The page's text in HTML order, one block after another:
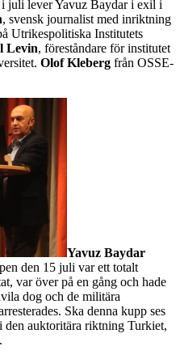
juli lever Yavuz Baydar i exil i
, svensk journalist med inriktning
Utrikespolitiska Institutets
Levin, föreståndare för institutet
Olof Kleberg från OSSE-
Yavuz Baydar
den 15 juli var ett totalt
var över på en gång och hade
dog och de militära
Ska denna kupp ses
auktoritära riktning Turkiet,